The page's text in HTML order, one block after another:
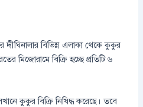
দীঘিনালার বিভিন্ন এলাকা থেকে কুকুর
মিজোরামে বিক্রি হচ্ছে প্রতিটি ৬
কুকুর বিক্রি নিষিদ্ধ করেছে। তবে